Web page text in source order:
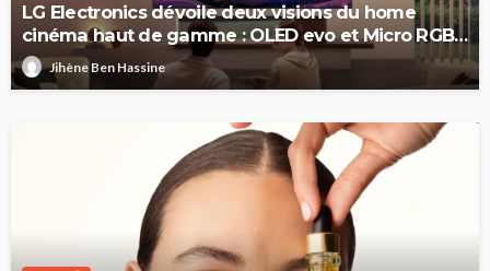
LG Electronics dévoile deux visions du home
cinéma haut de gamme : OLED evo et Micro RGB
evoJihène Ben Hassine